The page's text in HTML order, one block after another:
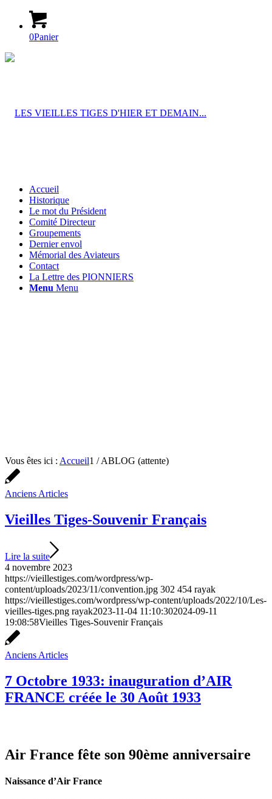
0Panier
Accueil
Historique
Le mot du Président
Comité Directeur
Groupements
Dernier envol
Mémorial des Aviateurs
Contact
La Lettre des PIONNIERS
Menu Menu
Vous êtes ici : Accueil1 / ABLOG (attente)
Anciens Articles
Vieilles Tiges-Souvenir Français
Lire la suite
4 novembre 2023
https://vieillestiges.com/wordpress/wp-
content/uploads/2023/11/convention.jpg 302 454 rayak
https://vieillestiges.com/wordpress/wp-content/uploads/2022/10/Les-
vieilles-tiges.png rayak2023-11-04 11:10:302024-09-11
19:08:58Vieilles Tiges-Souvenir Français
Anciens Articles
7 Octobre 1933: inauguration d’AIR
FRANCE créée le 30 Août 1933
Air France fête son 90ème anniversaire
Naissance d’Air France